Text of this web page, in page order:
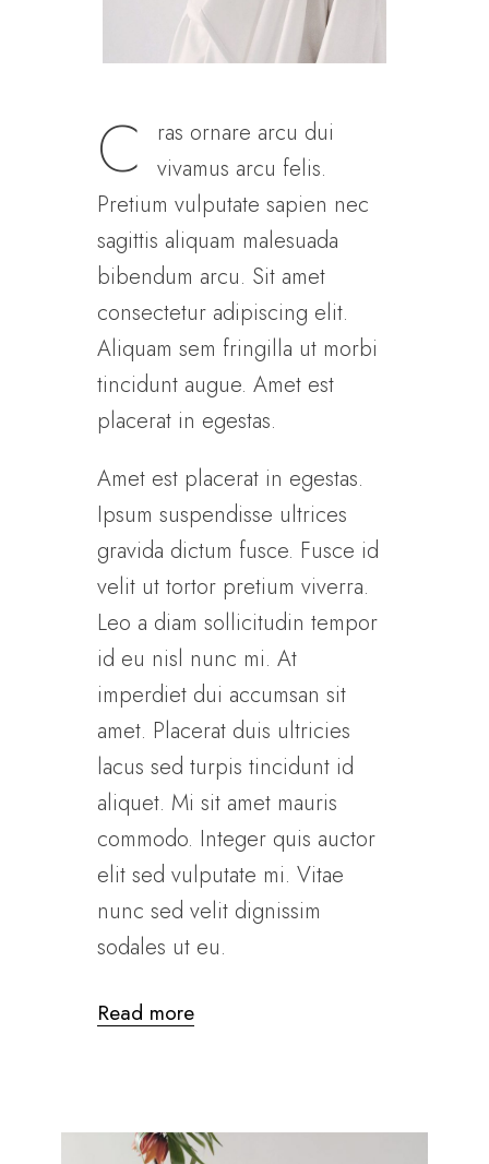
C
ras ornare arcu dui
vivamus arcu felis.
Pretium vulputate sapien nec
sagittis aliquam malesuada
bibendum arcu. Sit amet
consectetur adipiscing elit.
Aliquam sem fringilla ut morbi
tincidunt augue. Amet est
placerat in egestas.
Amet est placerat in egestas.
Ipsum suspendisse ultrices
gravida dictum fusce. Fusce id
velit ut tortor pretium viverra.
Leo a diam sollicitudin tempor
id eu nisl nunc mi. At
imperdiet dui accumsan sit
amet. Placerat duis ultricies
lacus sed turpis tincidunt id
aliquet. Mi sit amet mauris
commodo. Integer quis auctor
elit sed vulputate mi. Vitae
nunc sed velit dignissim
sodales ut eu.
Read more